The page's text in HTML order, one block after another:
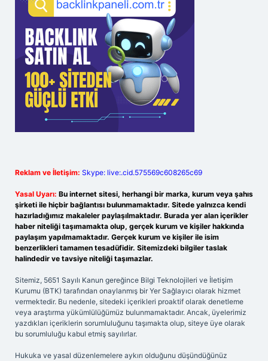
Reklam ve İletişim: Skype: live:.cid.575569c608265c69
Yasal Uyarı: Bu internet sitesi, herhangi bir marka, kurum veya şahıs
şirketi ile hiçbir bağlantısı bulunmamaktadır. Sitede yalnızca kendi
hazırladığımız makaleler paylaşılmaktadır. Burada yer alan içerikler
haber niteliği taşımamakta olup, gerçek kurum ve kişiler hakkında
paylaşım yapılmamaktadır. Gerçek kurum ve kişiler ile isim
benzerlikleri tamamen tesadüfidir. Sitemizdeki bilgiler taslak
halindedir ve tavsiye niteliği taşımazlar.
Sitemiz, 5651 Sayılı Kanun gereğince Bilgi Teknolojileri ve İletişim
Kurumu (BTK) tarafından onaylanmış bir Yer Sağlayıcı olarak hizmet
vermektedir. Bu nedenle, sitedeki içerikleri proaktif olarak denetleme
veya araştırma yükümlülüğümüz bulunmamaktadır. Ancak, üyelerimiz
yazdıkları içeriklerin sorumluluğunu taşımakta olup, siteye üye olarak
bu sorumluluğu kabul etmiş sayılırlar.
Hukuka ve yasal düzenlemelere aykırı olduğunu düşündüğünüz